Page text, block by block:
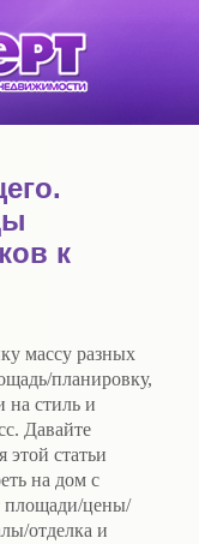
к
массу разных
планировку,
на стиль и
Давайте
этой статьи
на дом с
площади/цены/
отделка и